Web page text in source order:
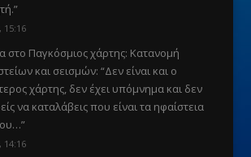
”
15:16
στο Παγκόσμιος χάρτης: Κατανομή
και σεισμών: “Δεν είναι και ο
χάρτης, δεν έχει υπόμνημα και δεν
να καταλάβεις που είναι τα ηφαίστεια
”
14:16